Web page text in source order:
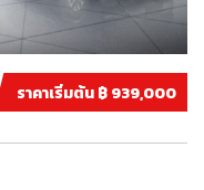
ราคาเริ่มต้น ฿ 939,000